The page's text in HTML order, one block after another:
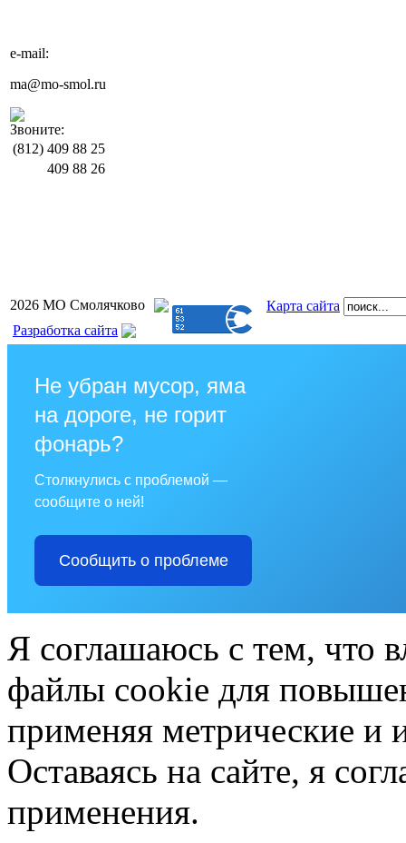
e-mail:
ma@mo-smol.ru
Звоните:
(812) 409 88 25
409 88 26
2026 МО Смолячково
Карта сайта
Разработка сайта
Не убран мусор, яма
на дороге, не горит
фонарь?
Столкнулись с проблемой —
сообщите о ней!
Сообщить о проблеме
Я соглашаюсь с тем, что
файлы cookie для
применяя метрические и
Оставаясь на сайте, я
применения.